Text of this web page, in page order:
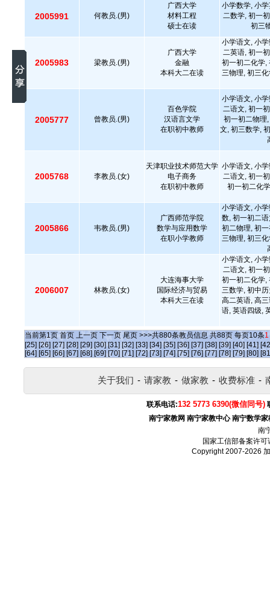
2005991 何教员.(男)
广西大学
材料工程
硕士在读
小学数学, 小
二数学, 初一
初三
2005983 梁教员.(男)
广西大学
金融
本科大二在读
小学语文, 小
二英语, 初一
初一初二化学,
三物理, 初三
2005777 曾教员.(男)
百色学院
汉语言文学
在职初中教师
小学语文, 小
二语文, 初一
初一初二物理
文, 初三数学,
2005768 李教员.(女)
天津职业技术师范大学
电子商务
在职初中教师
小学语文, 小
二语文, 初一
初一初二化
2005866 韦教员.(男)
广西师范学院
数学与应用数学
在职小学教师
小学语文, 小
数, 初一初二
初二物理, 初
三物理, 初三
2006007 林教员.(女)
大连海事大学
国际经济与贸易
本科大三在读
小学语文, 小
二语文, 初一
初一初二化学,
三数学, 初中
高二英语, 高
语, 英语四级,
当前第1页 首页 上一页 下一页 尾页 >>>共880条教员信息 共88页 每页10条1
[25] [26] [27] [28] [29] [30] [31] [32] [33] [34] [35] [36] [37] [38] [39] [40] [41]
[64] [65] [66] [67] [68] [69] [70] [71] [72] [73] [74] [75] [76] [77] [78] [79] [80]
关于我们 - 请家教 - 做家教 - 收费标准 -
联系电话:132 5773 6390(微信同号)
南宁家教网 南宁家教中心 南宁数学家
南
国家工信部备案许可
Copyright 2007-2026